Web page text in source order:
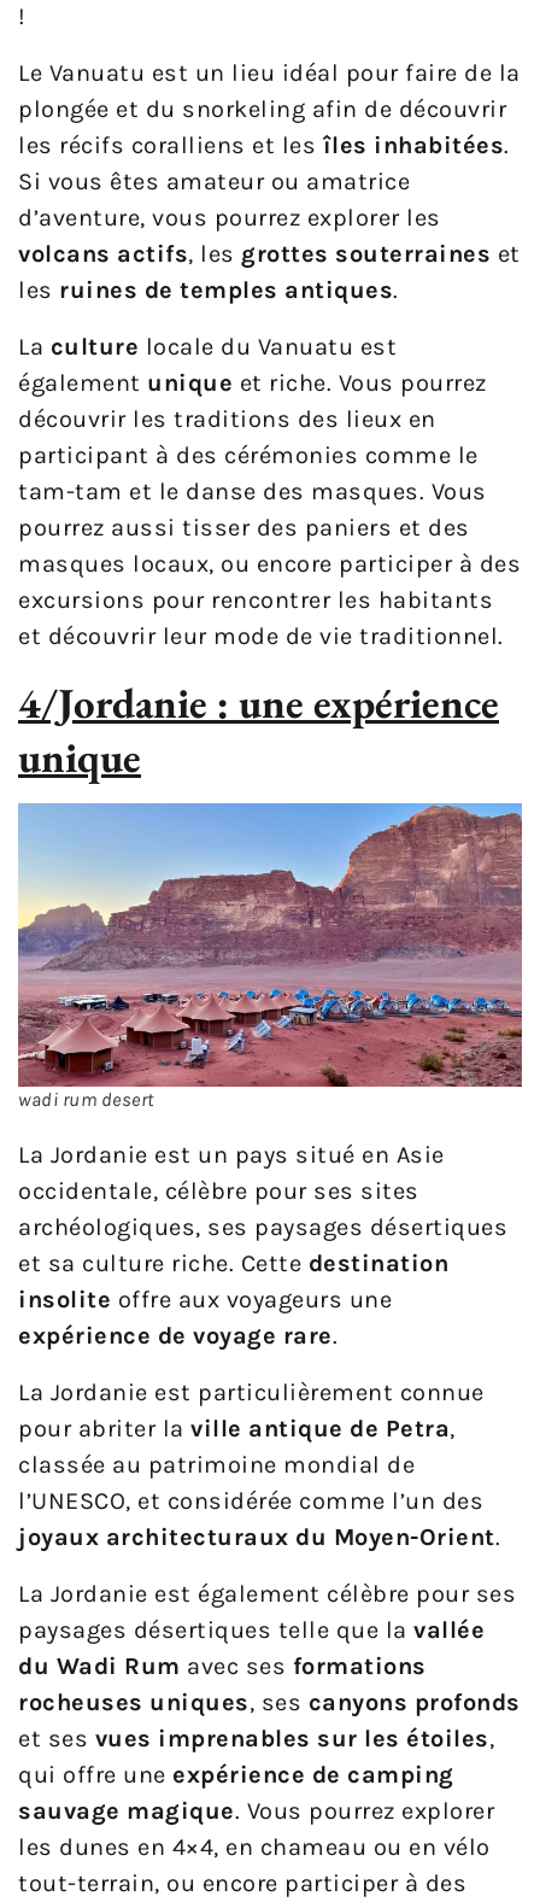
!
Le Vanuatu est un lieu idéal pour faire de la
plongée et du snorkeling afin de découvrir
les récifs coralliens et les îles inhabitées.
Si vous êtes amateur ou amatrice
d’aventure, vous pourrez explorer les
volcans actifs, les grottes souterraines et
les ruines de temples antiques.
La culture locale du Vanuatu est
également unique et riche. Vous pourrez
découvrir les traditions des lieux en
participant à des cérémonies comme le
tam-tam et le danse des masques. Vous
pourrez aussi tisser des paniers et des
masques locaux, ou encore participer à des
excursions pour rencontrer les habitants
et découvrir leur mode de vie traditionnel.
4/Jordanie : une expérience
unique
wadi rum desert
La Jordanie est un pays situé en Asie
occidentale, célèbre pour ses sites
archéologiques, ses paysages désertiques
et sa culture riche. Cette destination
insolite offre aux voyageurs une
expérience de voyage rare.
La Jordanie est particulièrement connue
pour abriter la ville antique de Petra,
classée au patrimoine mondial de
l’UNESCO, et considérée comme l’un des
joyaux architecturaux du Moyen-Orient.
La Jordanie est également célèbre pour ses
paysages désertiques telle que la vallée
du Wadi Rum avec ses formations
rocheuses uniques, ses canyons profonds
et ses vues imprenables sur les étoiles,
qui offre une expérience de camping
sauvage magique. Vous pourrez explorer
les dunes en 4×4, en chameau ou en vélo
tout-terrain, ou encore participer à des